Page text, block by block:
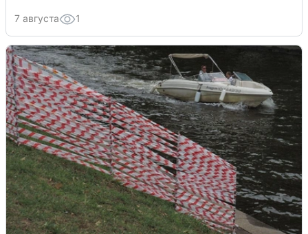
7 августа 1